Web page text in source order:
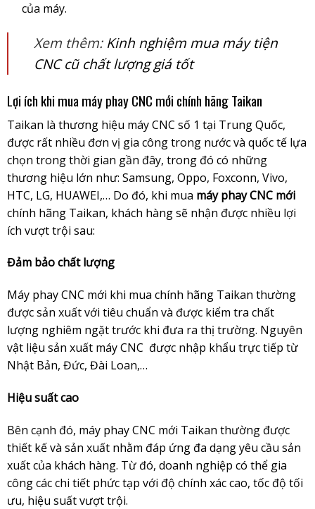
của máy.
Xem thêm: Kinh nghiệm mua máy tiện
CNC cũ chất lượng giá tốt
Lợi ích khi mua máy phay CNC mới chính hãng Taikan
Taikan là thương hiệu máy CNC số 1 tại Trung Quốc,
được rất nhiều đơn vị gia công trong nước và quốc tế lựa
chọn trong thời gian gần đây, trong đó có những
thương hiệu lớn như: Samsung, Oppo, Foxconn, Vivo,
HTC, LG, HUAWEI,… Do đó, khi mua máy phay CNC mới
chính hãng Taikan, khách hàng sẽ nhận được nhiều lợi
ích vượt trội sau:
Đảm bảo chất lượng
Máy phay CNC mới khi mua chính hãng Taikan thường
được sản xuất với tiêu chuẩn và được kiểm tra chất
lượng nghiêm ngặt trước khi đưa ra thị trường. Nguyên
vật liệu sản xuất máy CNC được nhập khẩu trực tiếp từ
Nhật Bản, Đức, Đài Loan,…
Hiệu suất cao
Bên cạnh đó, máy phay CNC mới Taikan thường được
thiết kế và sản xuất nhằm đáp ứng đa dạng yêu cầu sản
xuất của khách hàng. Từ đó, doanh nghiệp có thể gia
công các chi tiết phức tạp với độ chính xác cao, tốc độ tối
ưu, hiệu suất vượt trội.